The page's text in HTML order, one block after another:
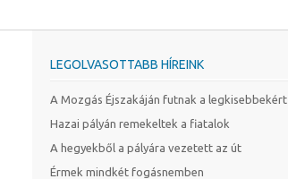
LEGOLVASOTTABB HÍREINK
A Mozgás Éjszakáján futnak a legkisebbekért
Hazai pályán remekeltek a fiatalok
A hegyekből a pályára vezetett az út
Érmek mindkét fogásnemben